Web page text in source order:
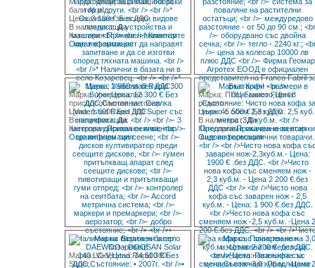
бали Akpil
Цена: 3 100 € Без ДДС
В наличност:Да
Категория:Прикачен инвентар
Още информация
Марка: Универсално
приспособление за товар
Цена: 1 600€ Без ДДС
В наличност:Да
Категория:Прикачен инвентар
Още информация
Марка: ППЦ Franco Fabril 8
редово
Цена: 45 500 € Без ДДС
В наличност:Да
Категория:Прикачен инвентар
Още информация
Марка: Vaderstad Rapid 300
Super